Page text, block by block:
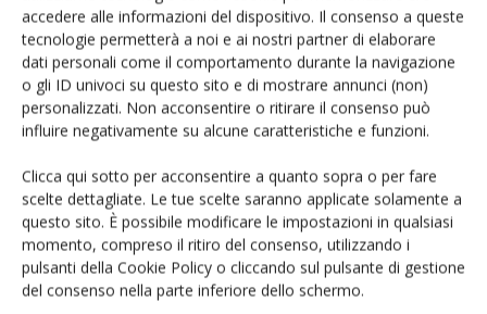
accedere alle informazioni del dispositivo. Il consenso a queste
tecnologie permetterà a noi e ai nostri partner di elaborare
dati personali come il comportamento durante la navigazione
o gli ID univoci su questo sito e di mostrare annunci (non)
personalizzati. Non acconsentire o ritirare il consenso può
influire negativamente su alcune caratteristiche e funzioni.
Clicca qui sotto per acconsentire a quanto sopra o per fare
scelte dettagliate. Le tue scelte saranno applicate solamente a
questo sito. È possibile modificare le impostazioni in qualsiasi
momento, compreso il ritiro del consenso, utilizzando i
pulsanti della Cookie Policy o cliccando sul pulsante di gestione
del consenso nella parte inferiore dello schermo.
Salva il mio nome, email e sito web in questo browser per i